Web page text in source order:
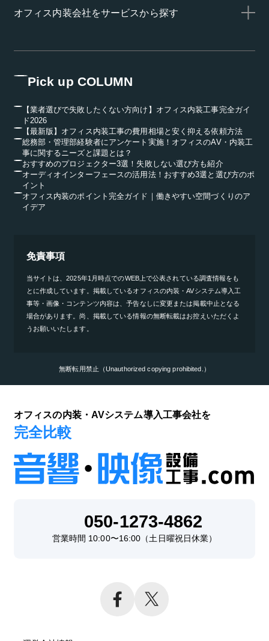
オフィス内装会社をサービスから探す
Pick up COLUMN
【業者選びで失敗したくない方向け】オフィス内装工事完全ガイ
ド2026
【最新版】オフィス内装工事の費用相場と安く抑える依頼方法
総務部・管理部経験者にアンケート実施！オフィスのAV・内装工
事に関するニーズと課題とは？
おすすめのプロジェクター3選！失敗しない選び方も紹介
オーディオインターフェースの活用法！おすすめ3選と選び方のポ
イント
オフィス内装のポイント完全ガイド｜働きやすい空間づくりのア
イデア
免責事項
当サイトは、2025年1月時点でのWEB上で公表されている調査情報をも
とに作成しています。掲載しているオフィスの内装・AVシステム導入工
事等・画像・コンテンツ内容は、予告なしに変更または掲載中止となる
場合があります。尚、掲載している情報の無断転載はお控えいただくよ
うお願いいたします。
無断転用禁止（Unauthorized copying prohibited.）
オフィスの内装・AVシステム導入工事会社を
完全比較
050-1273-4862
営業時間 10:00〜16:00（土日曜祝日休業）